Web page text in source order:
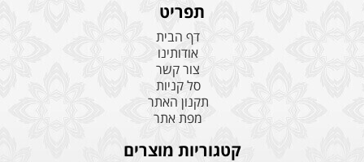
תפריט
דף הבית
אודותינו
צור קשר
סל קניות
תקנון האתר
מפת אתר
קטגוריות מוצרים